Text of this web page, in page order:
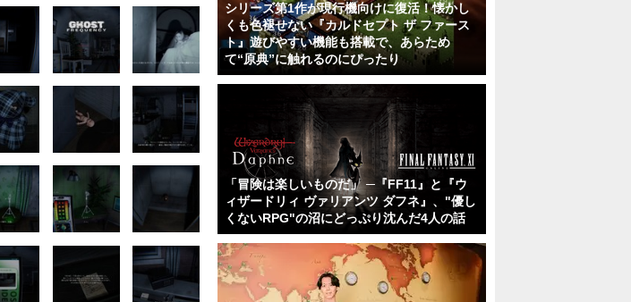
シリーズ第1作が現行機向けに復活！懐かし
くも色褪せない『カルドセプト ザ ファース
ト』遊びやすい機能も搭載で、あらため
て“原典”に触れるのにぴったり
「冒険は楽しいものだ」 ─『FF11』と『ウ
ィザードリィ ヴァリアンツ ダフネ』、"優し
くないRPG"の沼にどっぷり沈んだ4人の話